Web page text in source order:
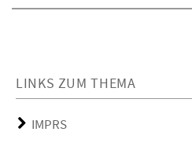
LINKS ZUM THEMA
IMPRS